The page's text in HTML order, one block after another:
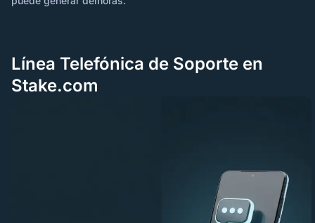
Línea Telefónica de Soporte en
Stake.com